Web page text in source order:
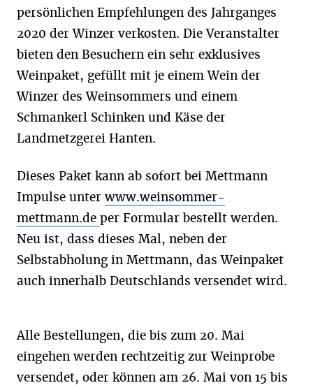
persönlichen Empfehlungen des Jahrganges
2020 der Winzer verkosten. Die Veranstalter
bieten den Besuchern ein sehr exklusives
Weinpaket, gefüllt mit je einem Wein der
Winzer des Weinsommers und einem
Schmankerl Schinken und Käse der
Landmetzgerei Hanten.
Dieses Paket kann ab sofort bei Mettmann
Impulse unterwww.weinsommer-
mettmann.de per Formular bestellt werden.
Neu ist, dass dieses Mal, neben der
Selbstabholung in Mettmann, das Weinpaket
auch innerhalb Deutschlands versendet wird.
Alle Bestellungen, die bis zum 20. Mai
eingehen werden rechtzeitig zur Weinprobe
versendet, oder können am 26. Mai von 15 bis